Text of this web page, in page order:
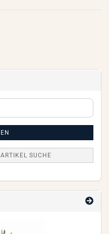
ARTIKEL SUCHE